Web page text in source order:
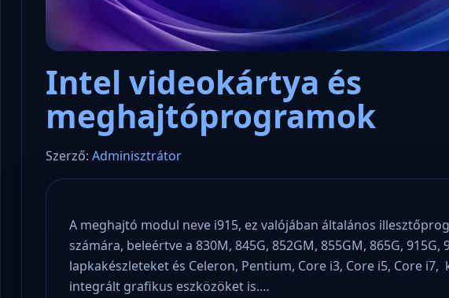
Intel videokártya és
meghajtóprogramok
Szerző: Adminisztrátor
A meghajtó modul neve i915, ez valójában általános
számára, beleértve a 830M, 845G, 852GM, 855GM, 865G, 915G,
lapkakészleteket és Celeron, Pentium, Core i3, Core i5, Core
integrált grafikus eszközöket is.…